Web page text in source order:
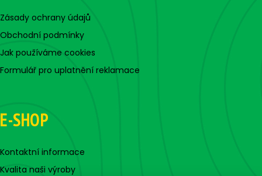
Zásady ochrany údajů
Obchodní podmínky
Jak používáme cookies
Formulář pro uplatnění reklamace
E-SHOP
Kontaktní informace
Kvalita naši výroby